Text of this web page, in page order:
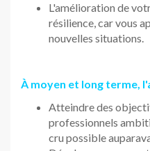
L'amélioration de
résilience, car vous
nouvelles situations.
À moyen et long terme,
Atteindre des
professionnels
cru possible